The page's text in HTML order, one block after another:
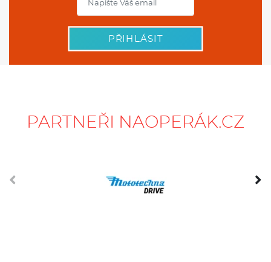
PŘIHLÁSIT
PARTNEŘI NAOPERÁK.CZ